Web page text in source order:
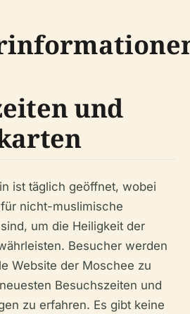
und
ist täglich geöffnet, wobei
nicht-muslimische
um die Heiligkeit der
Besucher werden
Website der Moschee zu
Besuchszeiten und
zu erfahren. Es gibt keine